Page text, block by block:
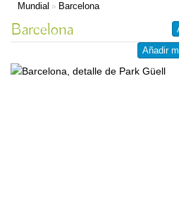
Mundial » Barcelona
Añadir
Barcelona